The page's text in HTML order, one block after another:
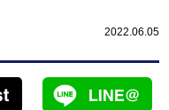
2022.06.05